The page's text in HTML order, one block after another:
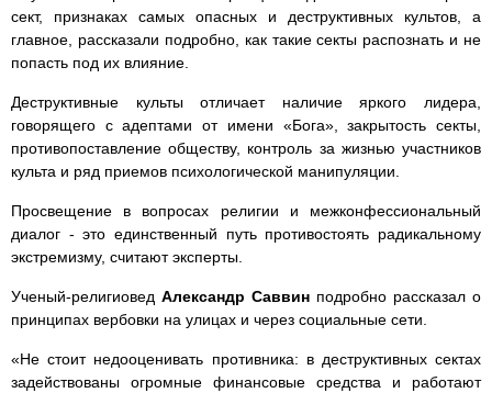
сект, признаках самых опасных и деструктивных культов, а
главное, рассказали подробно, как такие секты распознать и не
попасть под их влияние.
Деструктивные культы отличает наличие яркого лидера,
говорящего с адептами от имени «Бога», закрытость секты,
противопоставление обществу, контроль за жизнью участников
культа и ряд приемов психологической манипуляции.
Просвещение в вопросах религии и межконфессиональный
диалог - это единственный путь противостоять радикальному
экстремизму, считают эксперты.
Ученый-религиовед Александр Саввин подробно рассказал о
принципах вербовки на улицах и через социальные сети.
«Не стоит недооценивать противника: в деструктивных сектах
задействованы огромные финансовые средства и работают